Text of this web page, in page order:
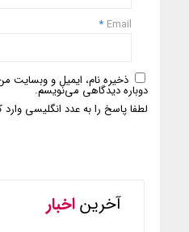
Email
*
ذخیره نام، ایمیل و وبسایت
دوباره دیدگاهی می‌نویسم.
لطفا پاسخ را به عدد انگلیسی وارد
آخریناخبار